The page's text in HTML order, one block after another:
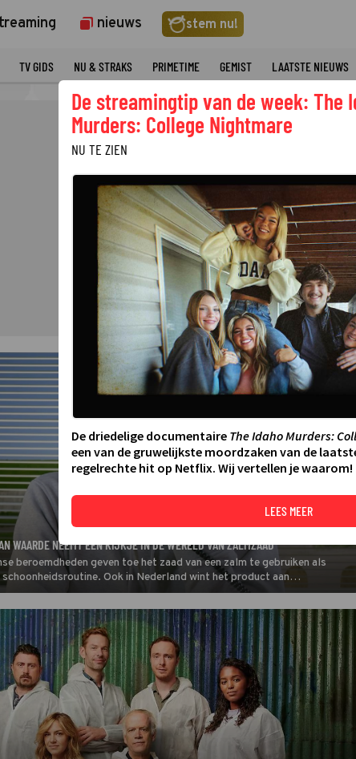
nieuws stem nu!
TV GIDS NU & STRAKS PRIMETIME GEMIST LAATSTE NIEUWS
WAARDE NEEMT EEN KIJKJE IN DE WERELD VAN ZALMZAAD
beroemdheden geven toe het zaad van een zalm te gebruiken als
schoonheidsroutine. Ook in Nederland wint het product aan
werkt deze handel in zalmsperma? Het Keuringsdienst van Waarde-
uit.
De streamingtip van de week: The
Murders: College Nightmare
NU TE ZIEN
De driedelige documentaire The Idaho Murders:
een van de gruwelijkste moordzaken van de
regelrechte hit op Netflix. Wij vertellen je waarom!
LEES MEER